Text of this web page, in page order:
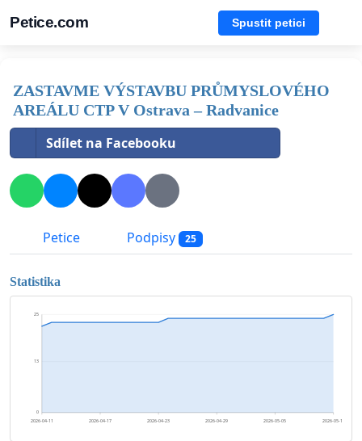
Petice.com Spustit petici
ZASTAVME VÝSTAVBU PRŮMYSLOVÉHO
AREÁLU CTP V Ostrava – Radvanice
Sdílet na Facebooku
Petice Podpisy 25
Statistika
0
13
25
2026-04-11 2026-04-17 2026-04-23 2026-04-29 2026-05-05 2026-05-11